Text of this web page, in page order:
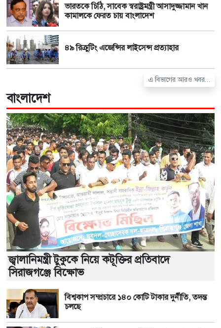
ভারতকে চিঠি, সাবেক স্বরাষ্ট্রমন্ত্রী আসাদুজ্জামান খান
কামালকে ফেরত চায় বাংলাদেশ
৪৯ রিক্রুটিং এজেন্সির লাইসেন্স প্রত্যাহার
এ বিভাগের আরও খবর...
বাংলাদেশ
জ্বালানিমন্ত্রী টুকুকে নিয়ে কটূক্তির প্রতিবাদে
সিরাজগঞ্জে বিক্ষোভ
বিশ্বকাপ সম্প্রচারে ১৪০ কোটি টাকার দুর্নীতি, তদন্ত
চলছে